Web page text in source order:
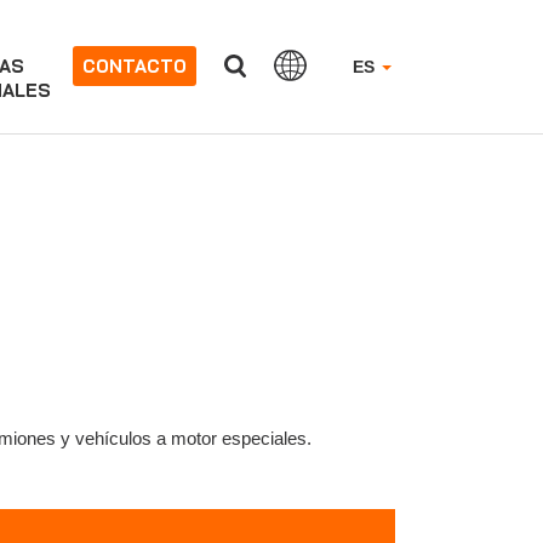
ES
CONTACTO
y vehículos a motor especiales.